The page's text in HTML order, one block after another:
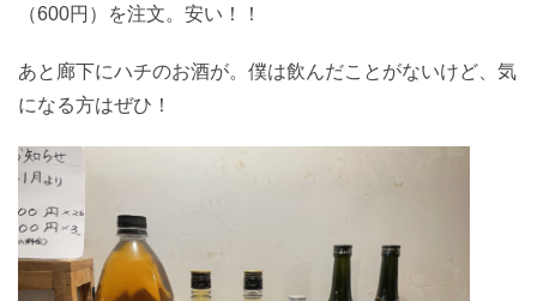
（600円）を注文。安い！！
あと廊下にハチのお酒が。僕は飲んだことがないけど、気
になる方はぜひ！